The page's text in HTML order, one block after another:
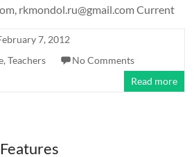
rkmondol.ru@gmail.com Current
7, 2012
,Teachers
No Comments
Read more